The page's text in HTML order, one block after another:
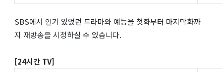
SBS에서 인기 있었던 드라마와 예능을 첫화부터 마지막화까
지 재방송을 시청하실 수 있습니다.
[24시간 TV]